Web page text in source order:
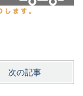
次の記事